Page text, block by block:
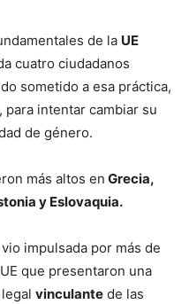
de la UE
cuatro ciudadanos
sometido a esa práctica,
intentar cambiar su
de género.
más altos en Grecia,
y Eslovaquia.
impulsada por más de
que presentaron una
vinculante de las